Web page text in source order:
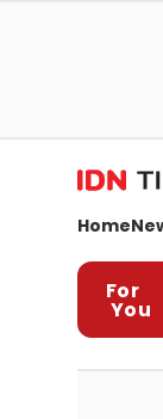
Home
For
You